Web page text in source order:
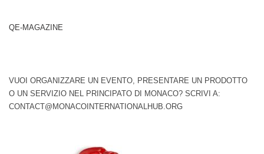
QE-MAGAZINE
VUOI ORGANIZZARE UN EVENTO, PRESENTARE UN PRODOTTO
O UN SERVIZIO NEL PRINCIPATO DI MONACO? SCRIVI A:
CONTACT@MONACOINTERNATIONALHUB.ORG